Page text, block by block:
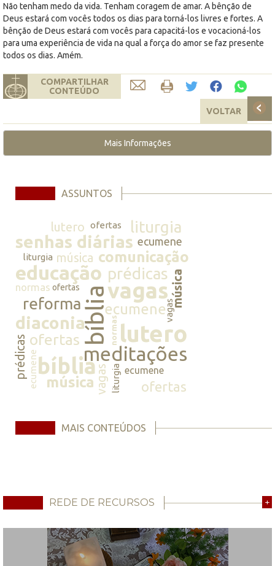
Não tenham medo da vida. Tenham coragem de amar. A bênção de
Deus estará com vocês todos os dias para torná-los livres e fortes. A
bênção de Deus estará com vocês para capacitá-los e vocacioná-los
para uma experiência de vida na qual a força do amor se faz presente
todos os dias. Amém.
COMPARTILHAR
CONTEÚDO
VOLTAR
Mais Informações
ASSUNTOS
lutero ofertas liturgia
senhas diárias ecumene
liturgia música comunicação
educação prédicasmúsica
normas ofertasbíbliavagas
reforma
diaconia
ecumenevagas
prédicas ofertas normaslutero
meditações
ecumenebíblia
músicavagasliturgia ecumene
ofertas
MAIS CONTEÚDOS
REDE DE RECURSOS +